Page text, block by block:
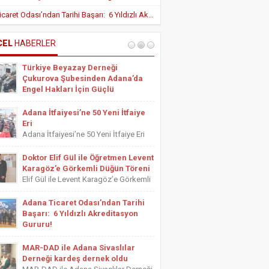
Teşvik Düzenlemesi ile Adana’da
Uygulanan Vergisel Avantajlar
HASTALIKLARI UZMANI DR. YUSUF
BİR BUZDAĞI
ASİYE UYANIK
Ayak Bakımı
Adana Ticaret Odası’ndan Tarihi Başarı: 6 Yıldızlı Akreditasyon Gururu!
HABERLER
Türkiye Beyazay Derneği
Çukurova Şubesinden Adana’da
Engel Hakları İçin Güçlü
Türkiye Beyazay Derneği Çukurova
Şubesinden Adana’da Engel Hakları
İçin Güçlü Farkındalık Konferansı
Şubesi tarafından düzenlenen
“Engellinin Engelli Haklarının Farkında
mıyız? Hak Bilinci, Erişilebilirlik ve
Toplumsal Farkındalık...
Adana İtfaiyesi’ne 50 Yeni İtfaiye
Eri
Adana İtfaiyesi’ne 50 Yeni İtfaiye Eri
Daire Başkanlığı bünyesinde göreve
başlayacak 50 yeni itfaiye eri için
yemin töreni düzenlendi. Törene
Vekili...
Doktor Elif Gül ile Öğretmen Levent
Karagöz’e Görkemli Düğün Töreni
Elif Gül ile Levent Karagöz’e Görkemli
Mali Müşavir ve Adana Serbest
Muhasebeci Mali Müşavirler Odası
Saymanı Yurdagül Gül ile iş ve mali
tanıdığı...
Adana Ticaret Odası’ndan Tarihi
Başarı: 6 Yıldızlı Akreditasyon
Gururu!
Başarı: 6 Yıldızlı Akreditasyon Gururu!
‎ADANA Ticaret Odası (ATO), üyelerine
MAR-DAD ile Adana Sivaslılar
Derneği kardeş dernek oldu